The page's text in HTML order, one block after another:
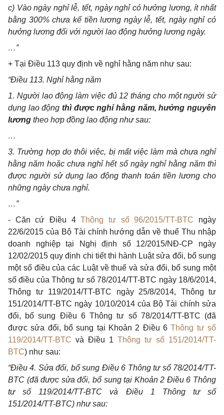
c) Vào ngày nghỉ lễ, tết, ngày nghỉ có hưởng lương, ít nhất
bằng 300% chưa kể tiền lương ngày lễ, tết, ngày nghỉ có
hưởng lương đối với người lao động hưởng lương ngày.
…”
+ Tại Điều 113 quy định về nghỉ hằng năm như sau:
“Điều 113. Nghỉ hằng năm
1. Người lao động làm việc đủ 12 tháng cho một người sử
dụng lao động thì được nghỉhằng năm, hưởng nguyên
lương theo hợp đồng lao động như sau:
…
3. Trường hợp do thôi việc, bị mất việc làm mà chưa nghỉ
hằng năm hoặc chưa nghỉ hết số ngày nghỉ hằng năm thì
được người sử dụng lao động thanh toán tiền lương cho
những ngày chưa nghỉ.
…”
- Căn cứ Điều 4Thông tư số 96/2015/TT-BTC ngày
22/6/2015 của Bộ Tài chính hướng dẫn về thuế Thu nhập
doanh nghiệp tại Nghị định số 12/2015/NĐ-CP ngày
12/02/2015 quy định chi tiết thi hành Luật sửa đổi, bổ sung
một số điều của các Luật về thuế và sửa đổi, bổ sung một
số điều của Thông tư số 78/2014/TT-BTC ngày 18/6/2014,
Thông tư 119/2014/TT-BTC ngày 25/8/2014, Thông tư
151/2014/TT-BTC ngày 10/10/2014 của Bộ Tài chính sửa
đổi, bổ sung Điều 6 Thông tư số 78/2014/TT-BTC (đã
được sửa đổi, bổ sung tại Khoản 2 Điều 6Thông tư số
119/2014/TT-BTC và Điều 1 Thông tư số 151/2014/TT-
BTC) như sau:
“Điều 4. Sửa đổi, bổ sung Điều 6 Thông tư số 78/2014/TT-
BTC (đã được sửa đổi, bổsung tại Khoản 2 Điều 6 Thông
tư số 119/2014/TT-BTC và Điều 1 Thông tư số
151/2014/TT-BTC) như sau: